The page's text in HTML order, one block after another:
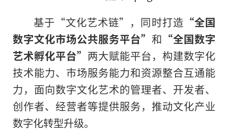
基于“文化艺术链”，同时打造 “全国
数字文化市场公共服务平台” 和 “全国数字
艺术孵化平台” 两大赋能平台，构建数字化
技术能力、市场服务能力和资源整合互通能
力，面向数字文化艺术的管理者、开发者、
创作者、经营者等提供服务，推动文化产业
数字化转型升级。